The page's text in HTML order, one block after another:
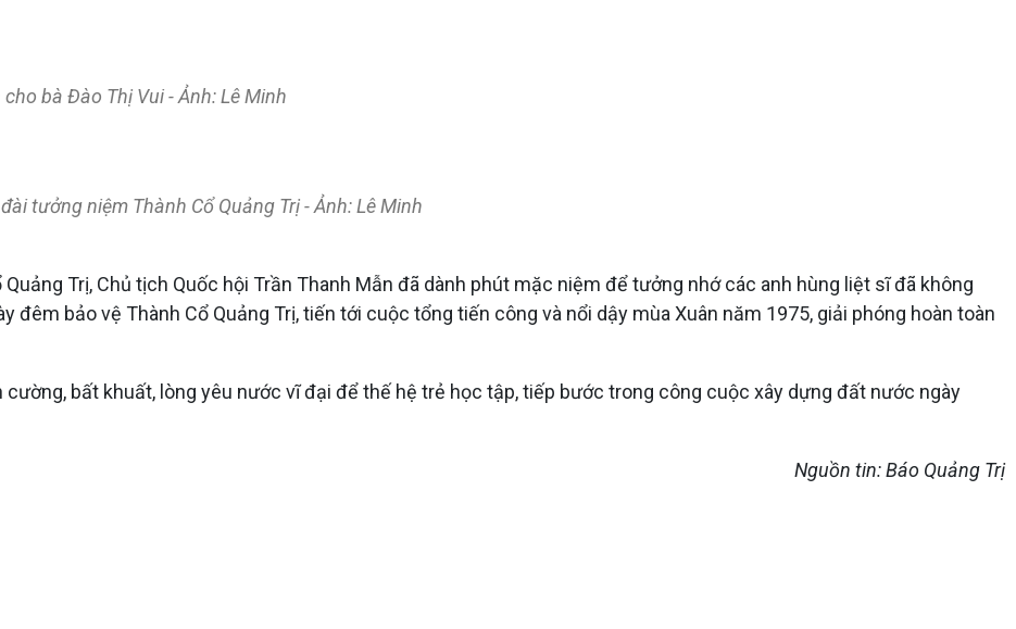
bà Đào Thị Vui - Ảnh: Lê Minh
tưởng niệm Thành Cổ Quảng Trị - Ảnh: Lê Minh
Trị, Chủ tịch Quốc hội Trần Thanh Mẫn đã dành phút mặc niệm để tưởng nhớ các anh hùng liệt sĩ đã không
bảo vệ Thành Cổ Quảng Trị, tiến tới cuộc tổng tiến công và nổi dậy mùa Xuân năm 1975, giải phóng hoàn toàn
bất khuất, lòng yêu nước vĩ đại để thế hệ trẻ học tập, tiếp bước trong công cuộc xây dựng đất nước ngày
Nguồn tin: Báo Quảng Trị